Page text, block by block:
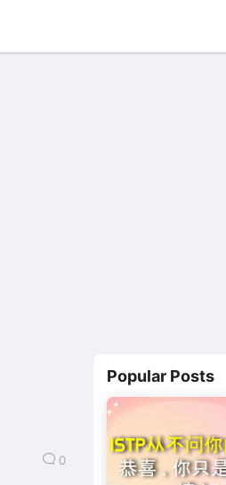
0
Popular Posts